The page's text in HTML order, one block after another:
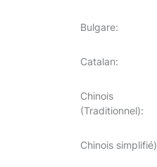
Bulgare:
Catalan:
Chinois
(Traditionnel):
Chinois simplifié)